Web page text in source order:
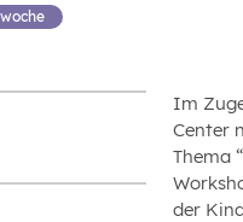
Im
Center
Thema
der